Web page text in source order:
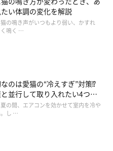
というと、たとえば……
い体調の変化を解説
の鳴き声がいつもより弱い、かすれ
鳴く …
のは愛猫の“冷えすぎ”対策⁉
並行して取り入れたい4つの
の間、エアコンを効かせて室内を冷や
。し …